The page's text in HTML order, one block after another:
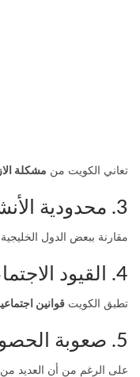
تعاني الكويت من مشكلة
3. محدودية الأنشطة الترفيهية
مقارنة ببعض الدول
4. القيود الاجتماعية
تطبق الكويت قوانين
5. صعوبة الحصول على الجنسية
على الرغم من أن العديد